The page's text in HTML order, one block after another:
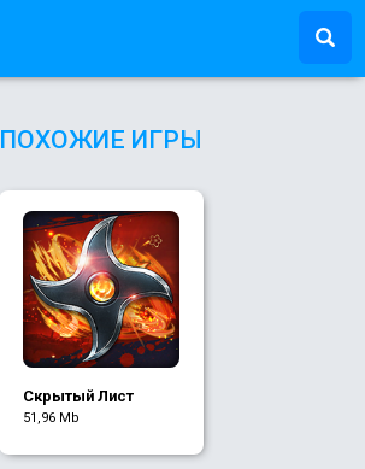
ПОХОЖИЕ ИГРЫ
Скрытый Лист
51,96 Mb